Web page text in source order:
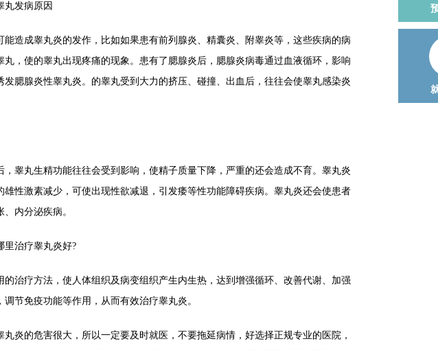
发病原因
成睾丸炎的发作，比如如果患有前列腺炎、精囊炎、附睾炎等，这些疾病的病
丸，使的睾丸出现疼痛的现象。患有了腮腺炎后，腮腺炎病毒通过血液循环，影响
发腮腺炎性睾丸炎。的睾丸受到大力的挤压、碰撞、出血后，往往会使睾丸感染炎
丸生精功能往往会受到影响，使精子质量下降，严重的还会造成不育。睾丸炎
雄性激素减少，可使出现性欲减退，引发痿等性功能障碍疾病。睾丸炎还会使患者
内分泌疾病。
治疗睾丸炎好?
疗方法，使人体组织及病变组织产生内生热，达到增强循环、改善代谢、加强
调节免疫功能等作用，从而有效治疗睾丸炎。
的危害很大，所以一定要及时就医，不要拖延病情，好选择正规专业的医院，